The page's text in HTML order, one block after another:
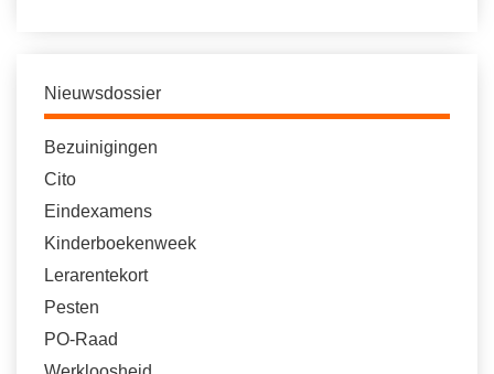
Nieuwsdossier
Bezuinigingen
Cito
Eindexamens
Kinderboekenweek
Lerarentekort
Pesten
PO-Raad